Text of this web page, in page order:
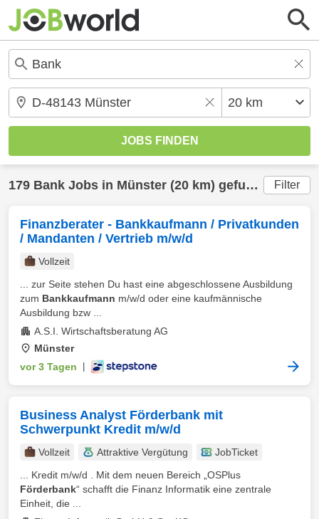
179 Bank Jobs in Münster (20 km) gefunden Filter
Finanzberater - Bankkaufmann / Privatkunden
/ Mandanten / Vertrieb m/w/d
Vollzeit
... zur Seite stehen Du hast eine abgeschlossene Ausbildung
zum Bankkaufmann m/w/d oder eine kaufmännische
Ausbildung bzw ...
A.S.I. Wirtschaftsberatung AG
Münster
vor 3 Tagen
Business Analyst Förderbank mit
Schwerpunkt Kredit m/w/d
Vollzeit Attraktive Vergütung
JobTicket
... Kredit m/w/d . Mit dem neuen Bereich „OSPlus
Förderbank“ schafft die Finanz Informatik eine zentrale
Einheit, die ...